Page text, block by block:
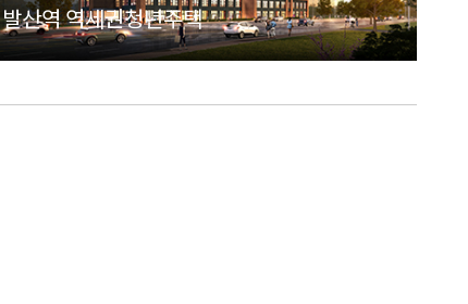
발산역 역세권청년주택